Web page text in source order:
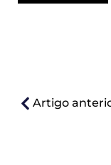
Artigo